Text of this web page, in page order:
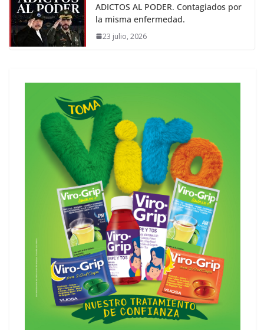
ADICTOS AL PODER. Contagiados por
la misma enfermedad.
23 julio, 2026